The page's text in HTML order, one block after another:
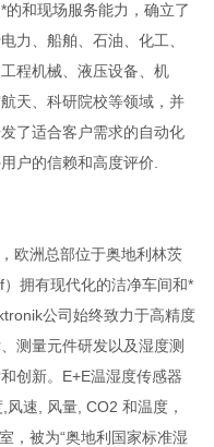
和现场服务能力，确立了
力、船舶、石油、化工、
程机械、液压设备、机
天、科研院校等领域，并
了适合客户需求的自动化
户的信赖和高度评价.
欧洲总部位于奥地利林茨
拥有现代化的洁净车间和*
公司始终致力于高精度
测量元件研发以及湿度测
创新。E+E温湿度传感器
速, 风量, CO2 和温度，
，被为“奥地利国家标准湿